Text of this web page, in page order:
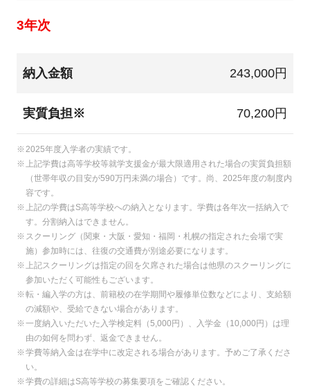
3年次
納入金額 243,000円
実質負担※ 70,200円
2025年度入学者の実績です。
上記学費は高等学校等就学支援金が最大限適用された場合の実質負担額
（世帯年収の目安が590万円未満の場合）です。尚、2025年度の制度内
容です。
上記の学費はS高等学校への納入となります。学費は各年次一括納入で
す。分割納入はできません。
スクーリング（関東・大阪・愛知・福岡・札幌の指定された会場で実
施）参加時には、往復の交通費が別途必要になります。
上記スクーリングは指定の回を欠席された場合は他県のスクーリングに
参加いただく可能性もございます。
転・編入学の方は、前籍校の在学期間や履修単位数などにより、支給額
の減額や、受給できない場合があります。
一度納入いただいた入学検定料（5,000円）、入学金（10,000円）は理
由の如何を問わず、返金できません。
学費等納入金は在学中に改定される場合があります。予めご了承くださ
い。
学費の詳細はS高等学校の募集要項をご確認ください。